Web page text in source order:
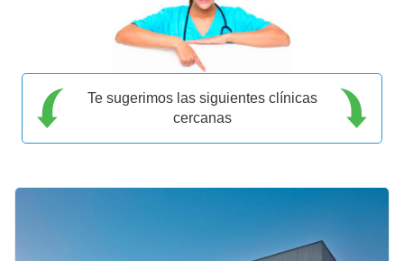
Te sugerimos las siguientes clínicas
cercanas